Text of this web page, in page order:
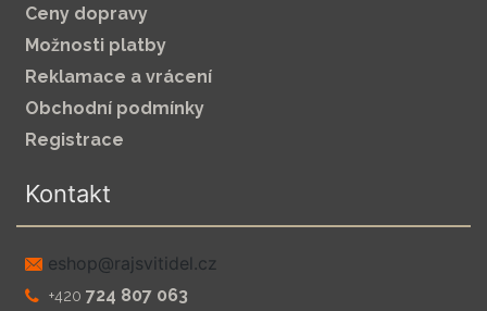
Ceny dopravy
Možnosti platby
Reklamace a vrácení
Obchodní podmínky
Registrace
Kontakt
zc.leditivsjar@pohse
+420 724 807 063